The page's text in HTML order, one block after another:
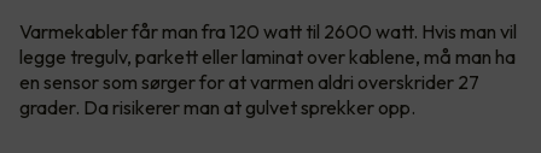
Varmekabler får man fra 120 watt til 2600 watt. Hvis man vil
legge tregulv, parkett eller laminat over kablene, må man ha
en sensor som sørger for at varmen aldri overskrider 27
grader. Da risikerer man at gulvet sprekker opp.